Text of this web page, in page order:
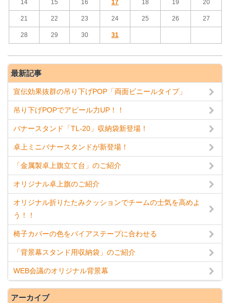
14 15 16 17 18 19 20
21 22 23 24 25 26 27
28 29 30 31
最新記事
宣伝効果抜群の吊り下げPOP「両面ビニールタイプ」
吊り下げPOPでアピール力UP！！
バナースタンド「TL-20」収納袋新登場！
卓上ミニバナースタンドが新登場！
「金属製卓上旗立て台」のご紹介
オリジナル卓上旗のご紹介
オリジナル折りたたみクッションでチームの士気を高めよ
う！！
椅子カバーの色をバイアステープに合わせる
「背景幕スタンド用収納袋」のご紹介
WEB会議のオリジナル背景幕
アーカイブ